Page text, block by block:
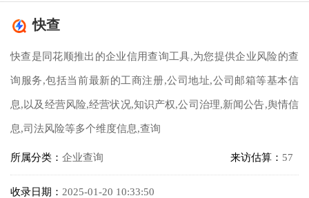
快查
快查是同花顺推出的企业信用查询工具,为您提供企业风险的查
询服务,包括当前最新的工商注册,公司地址,公司邮箱等基本信
息,以及经营风险,经营状况,知识产权,公司治理,新闻公告,舆情信
息,司法风险等多个维度信息,查询
所属分类： 企业查询 来访估算： 57
收录日期： 2025-01-20 10:33:50